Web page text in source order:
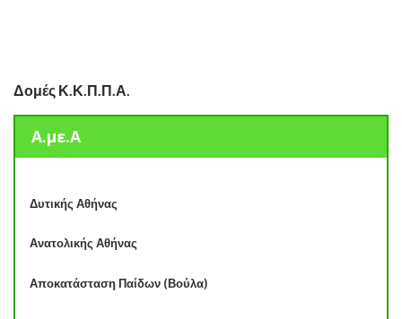
Δομές Κ.Κ.Π.Π.Α.
Α.με.Α
Δυτικής Αθήνας
Ανατολικής Αθήνας
Αποκατάσταση Παίδων (Βούλα)